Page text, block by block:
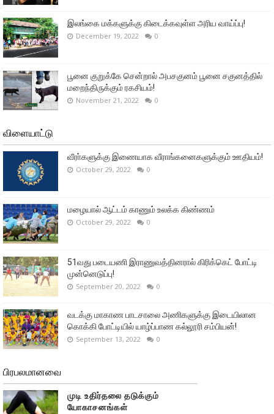
இலங்கை மக்களுக்கு கிடைக்கவுள்ள அரிய வாய்ப்பு!
December 19, 2022 0
பூனை குறுக்கே சென்றால் அபசகுனம் பூனை சகுனத்தில்
மறைந்திருக்கும் ரகசியம்!
November 21, 2022 0
விளையாட்டு
வீரா்களுக்கு இணையாக வீராங்கனைகளுக்கும் ஊதியம்!
October 29, 2022 0
மழையால் ஆட்டம் காணும் உலக்க கிண்ணம்
October 29, 2022 0
51வது படையணி இராணுவத்தினரால் கிரிக்கெட் போட்டி
முன்னெடுப்பு!
September 20, 2022 0
வடக்கு மாகாண பாடசாலை அணிகளுக்கு இடையிலான
கொக்கி போட்டியில் யாழ்ப்பாண கல்லூரி சம்பியன்!
September 13, 2022 0
பிரபலமானவை
முடி உதிர்தலை தடுக்கும்
யோகாசனங்கள்